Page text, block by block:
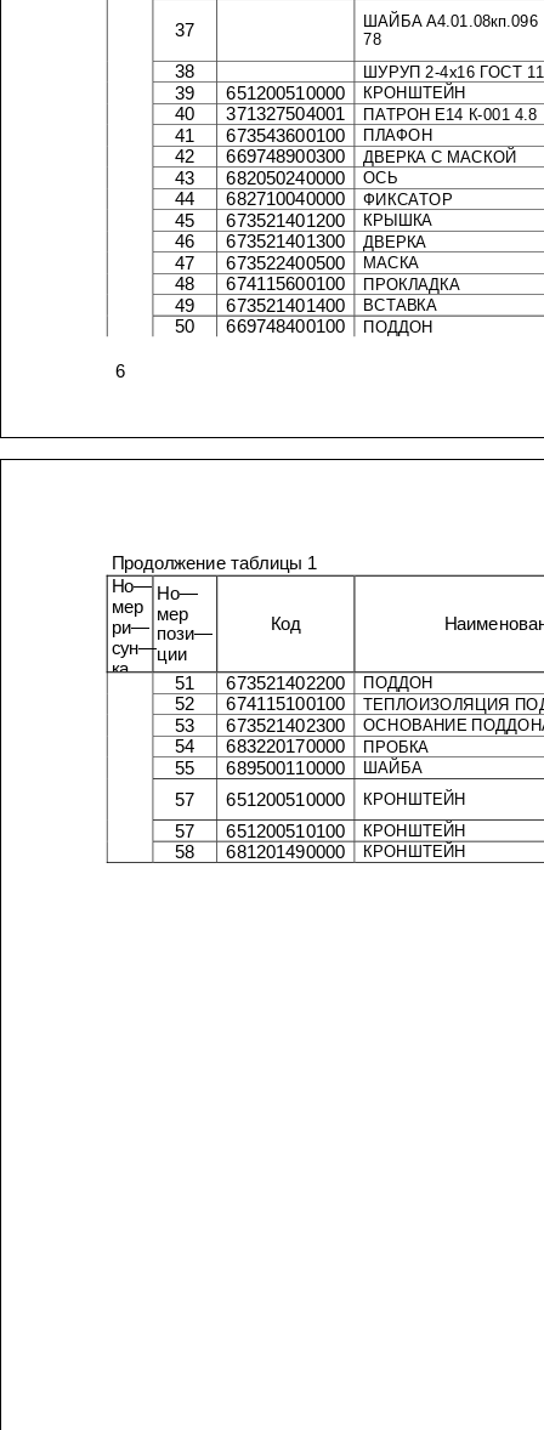
37 ШАЙБА А 4.01.08 кп .096
78
38 ШУРУП 2-4х 16 ГОСТ
39 651200510000 КРОНШТЕЙН
40 371327504001 ПАТРОН Е 14 К -001 4.8
41 673543600100 ПЛАФОН
42 669748900300 ДВЕРКА С
МАСКОЙ
43
682050240000 ОСЬ
44 682710040000 ФИКСАТОР
45 673521401200 КРЫШКА
46 673521401300 ДВЕРКА
47 673522400500 МАСКА
48 674115600100 ПРОКЛАДКА
49 673521401400 ВСТАВКА
50 669748400100 ПОДДОН
6
Продолжение таблицы 1
Но—
мер
ри—
сун—
Но—
мер
пози—
ции
Код
ка
51 673521402200 ПОДДОН
52 674115100100 ТЕПЛОИЗОЛЯЦИЯ
53 673521402300 ОСНОВАНИЕ
54 683220170000 ПРОБКА
55 689500110000 ШАЙБА
57 651200510000 КРОНШТЕЙН
57 651200510100 КРОНШТЕЙН
58 681201490000 КРОНШТЕЙН